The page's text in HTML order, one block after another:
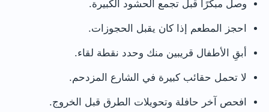
وصل مبكرًا قبل تجمع الحشود الكبيرة.
احجز المطعم إذا كان يقبل الحجوزات.
أبقِ الأطفال قريبين منك وحدد نقطة لقاء.
لا تحمل حقائب كبيرة في الشارع المزدحم.
افحص آخر حافلة وتحويلات الطرق قبل الخروج.